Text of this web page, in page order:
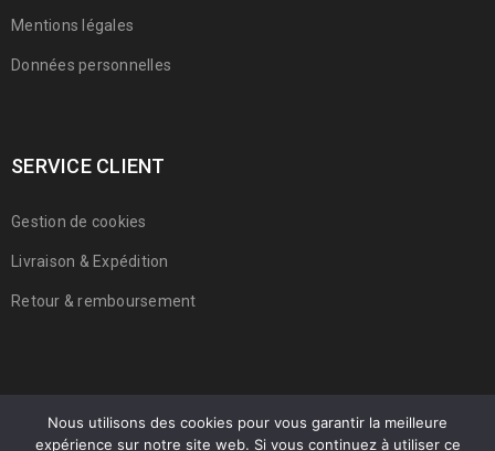
Mentions légales
Données personnelles
SERVICE CLIENT
Gestion de cookies
Livraison & Expédition
Retour & remboursement
Nous utilisons des cookies pour vous garantir la meilleure
expérience sur notre site web. Si vous continuez à utiliser ce